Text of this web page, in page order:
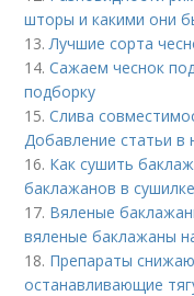
шторы и какими они
13.Лучшие сорта
14.Сажаем чеснок
подборку
15.Слива
Добавление статьи в
16. Как сушить
баклажанов в
17. Вяленые
вяленые баклажаны
18. Препараты
останавливающие